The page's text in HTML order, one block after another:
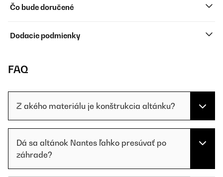
Čo bude doručené
Dodacie podmienky
FAQ
Z akého materiálu je konštrukcia altánku?
Dá sa altánok Nantes ľahko presúvať po
záhrade?